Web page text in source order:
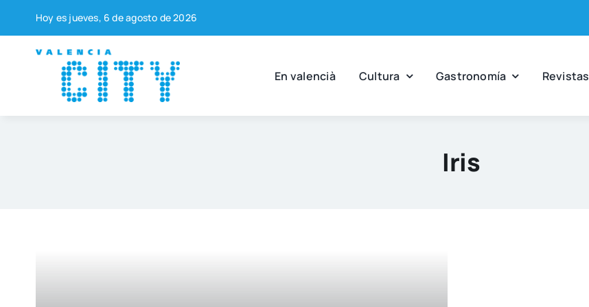
contenido
Hoy es jue­ves, 6 de agos­to de 2026
En valen­cià Cul­tu­ra Gas­tro­no­mía Revis­tas
Iris